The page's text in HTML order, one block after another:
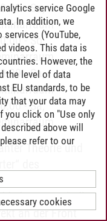
- Sa,
- So,
- Sa,
- Sa,
Theorie und
des
beim
Reporter“, die
an der Front
service Google
In addition, we
(YouTube,
videos. This data is
However, the
the level of data
EU standards, to be
that your data may
you click on "Use only
above will
refer to our
cookies